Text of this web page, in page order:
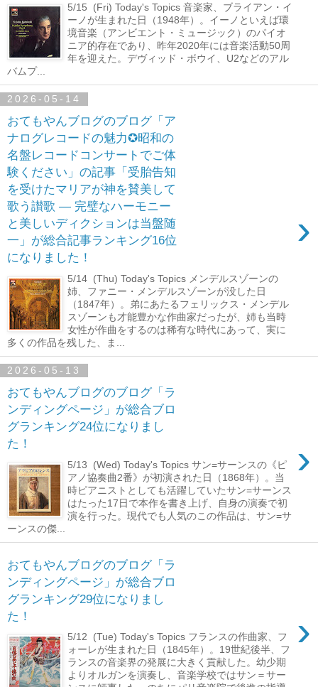
5/15 (Fri) Today's Topics 音楽家、ブライアン・イ
ーノが生まれた日（1948年）。イーノといえば環
境音楽（アンビエント・ミュージック）のパイオ
ニア的存在であり、昨年2020年には音楽活動50周
年を迎えた。デヴィッド・ボウイ、U2などのアル
バムプ...
2026-05-14
おてもやんブログのブログ「ア
ナログレコードの魅力✪昭和の
名盤レコードコンサートでご体
験ください」の記事「受胎告知
を受けたマリアが神を賛美して
歌う讃歌 ― 完璧なハーモニー
と美しいディクションは当盤随
一」が総合記事ランキング16位
になりました！
›
5/14 (Thu) Today's Topics メンデルスゾーンの
姉、ファニー・メンデルスゾーンが没した日
（1847年）。弟にあたるフェリックス・メンデル
スゾーンも才能豊かな作曲家だったが、姉も当時
女性が作曲をするのは稀有な時代にあって、実に
多くの作品を残した、ま...
2026-05-13
おてもやんブログのブログ「ラ
ンディングページ」が総合ブロ
グランキング24位になりまし
た！
›
5/13 (Wed) Today's Topics サン=サーンスの《ピ
アノ協奏曲2番》が初演された日（1868年）。当
時ピアニストとしても活躍していたサン=サーンス
はたった17日で本作を書き上げ、自身の演奏で初
演を行った。現代でも人気のこの作品は、サン=サ
ーンスの傑...
おてもやんブログのブログ「ラ
ンディングページ」が総合ブロ
グランキング29位になりまし
た！
›
5/12 (Tue) Today's Topics フランスの作曲家、フ
ォーレが生まれた日（1845年）。19世紀後半、フ
ランスの音楽界の発展に大きく貢献した。幼少期
よりオルガンを演奏し、音楽学校ではサン＝サー